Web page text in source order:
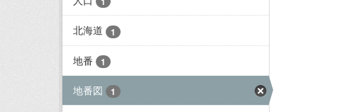
北海道 1
地番 1
地番図 1